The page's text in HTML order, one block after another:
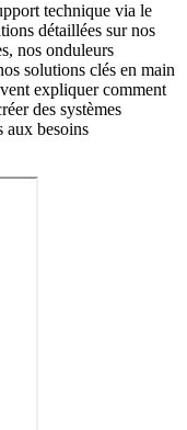
technique via le
détaillées sur nos
nos onduleurs
solutions clés en main
expliquer comment
des systèmes
aux besoins